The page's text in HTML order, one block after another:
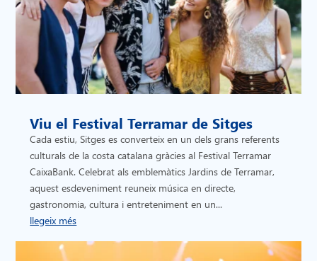
Viu el Festival Terramar de Sitges
Cada estiu, Sitges es converteix en un dels grans referents
culturals de la costa catalana gràcies al Festival Terramar
CaixaBank. Celebrat als emblemàtics Jardins de Terramar,
aquest esdeveniment reuneix música en directe,
gastronomia, cultura i entreteniment en un...
llegeix més